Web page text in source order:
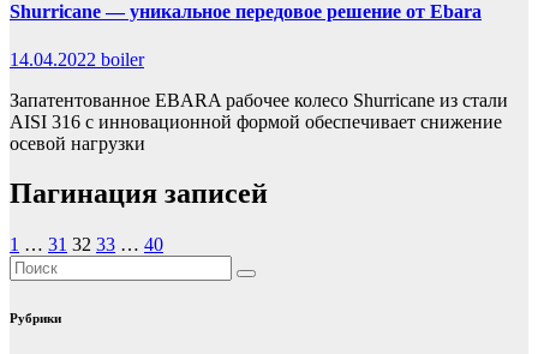
Shurricane — уникальное передовое решение от Ebara
14.04.2022 boiler
Запатентованное EBARA рабочее колесо Shurricane из стали
AISI 316 с инновационной формой обеспечивает снижение
осевой нагрузки
Пагинация записей
1 … 31 32 33 … 40
Рубрики